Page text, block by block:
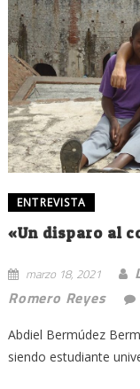
ENTREVISTA
«Un disparo al
marzo 18, 2021
Romero Reyes
Abdiel Bermúdez
siendo estudiante